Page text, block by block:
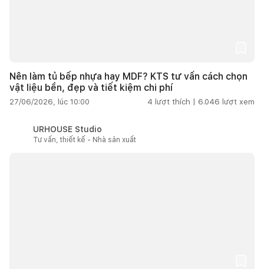
Nên làm tủ bếp nhựa hay MDF? KTS tư vấn cách chọn
vật liệu bền, đẹp và tiết kiệm chi phí
27/06/2026, lúc 10:00 4 lượt thích | 6.046 lượt xem
URHOUSE Studio
Tư vấn, thiết kế - Nhà sản xuất